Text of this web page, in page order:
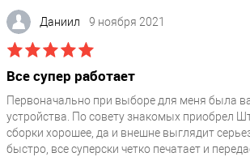
Даниил 9 ноября 2021
Все супер работает
Первоначально при выборе для меня была
устройства. По совету знакомых приобрел
сборки хорошее, да и внешне выглядит
быстро, все суперски четко печатает и